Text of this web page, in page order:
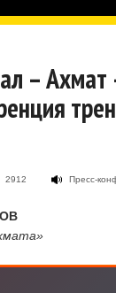
– Ахмат
2912 Пресс-